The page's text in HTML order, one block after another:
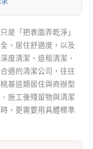
是「把表面弄乾淨」
、居住舒適度，以及
度清潔、退租清潔、
適的清潔公司，往往
基這類居住與商辦型
施工後殘留物與清潔
，更需要用具體標準